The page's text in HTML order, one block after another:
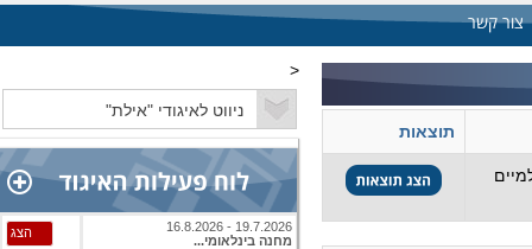
את הקרבות במקום השלישי
צור קשר
תוצאות
<
19.7.2026 - 16.8.2026
מחנה בינלאומי...
הצג